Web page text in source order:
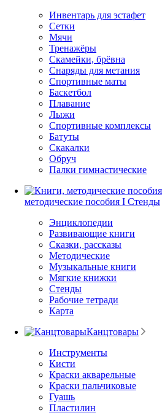
Инвентарь для эстафет
Сетки
Мячи
Тренажёры
Скамейки, брёвна
Снаряды для метания
Спортивные маты
Баскетбол
Плавание
Лыжи
Спортивные комплексы
Батуты
Скакалки
Обруч
Палки гимнастические
методические пособия I Стенды
Энциклопедии
Развивающие книги
Сказки, рассказы
Методические
Музыкальные книги
Мягкие книжки
Стенды
Рабочие тетради
Карта
Канцтовары
Инструменты
Кисти
Краски акварельные
Краски пальчиковые
Гуашь
Пластилин